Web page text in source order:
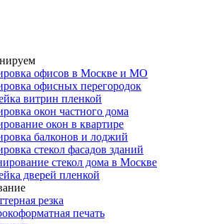
офисов в Москве и МО
офисных перегородок
витрин пленкой
окон частного дома
окон в квартире
балконов и лоджий
стекол фасадов зданий
стекол дома в Москве
дверей пленкой
резка
печать